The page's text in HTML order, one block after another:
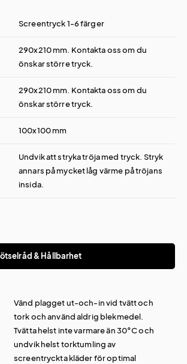
Screentryck 1-6 färger
290x210 mm. Kontakta oss om du
önskar större tryck.
290x210 mm. Kontakta oss om du
önskar större tryck.
100x100 mm
Undvik att stryka tröja med tryck. Stryk
annars på mycket låg värme på tröjans
insida.
& Hållbarhet
Vänd plagget ut-och-in vid tvätt och
tork och använd aldrig blekmedel.
Tvätta helst inte varmare än 30°C och
undvik helst torktumling av
screentryckta kläder för optimal